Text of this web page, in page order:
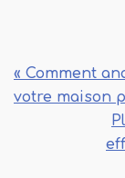
« Comment
votre maison